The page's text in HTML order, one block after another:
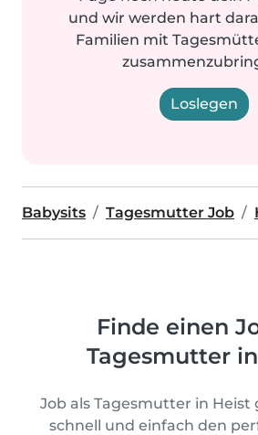
und wir werden hart
Familien mit
Loslegen
Babysits Tagesmutter Job
Finde einen
Tagesmutter
Job als Tagesmutter in Heist
schnell und einfach den